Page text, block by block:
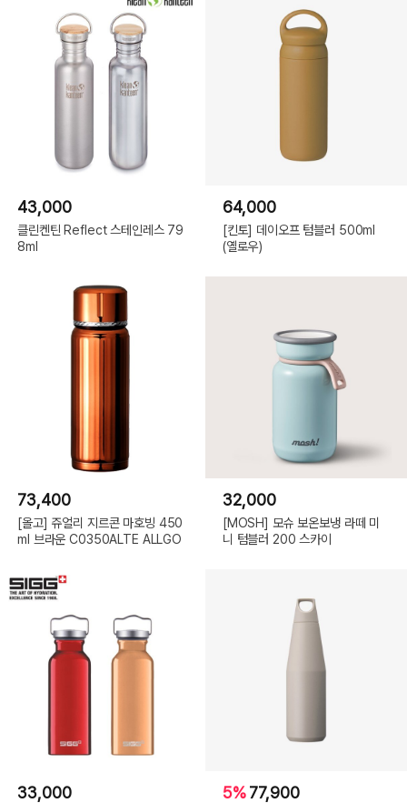
43,000
클린켄틴 Reflect 스테인레스 79
8ml
64,000
[킨토] 데이오프 텀블러 500ml
(옐로우)
73,400
[올고] 쥬얼리 지르콘 마호빙 450
ml 브라운 C0350ALTE ALLGO
32,000
[MOSH] 모슈 보온보냉 라떼 미
니 텀블러 200 스카이
33,000 5%77,900